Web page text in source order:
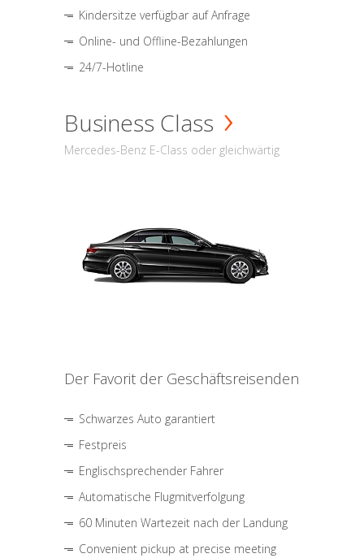
Kindersitze verfügbar auf Anfrage
Online- und Offline-Bezahlungen
24/7-Hotline
Business Class
Mercedes-Benz E-Class oder gleichwärtig
Der Favorit der Geschäftsreisenden
Schwarzes Auto garantiert
Festpreis
Englischsprechender Fahrer
Automatische Flugmitverfolgung
60 Minuten Wartezeit nach der Landung
Convenient pickup at precise meeting